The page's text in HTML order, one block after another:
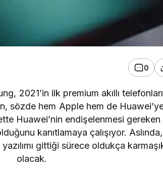
0
2021’in ilk premium akıllı
sözde hem Apple hem de
Huawei’nin endişelenmesi
kanıtlamaya çalışıyor.
gittiği sürece oldukça
olacak.